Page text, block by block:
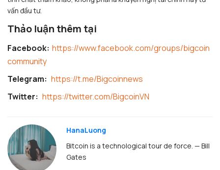
vấn đầu tư.
Thảo luận thêm tại
Facebook: https://www.facebook.com/groups/bigcoin
community
Telegram: https://t.me/Bigcoinnews
Twitter: https://twitter.com/BigcoinVN
HanaLuong
Bitcoin is a technological tour de force. — Bill
Gates